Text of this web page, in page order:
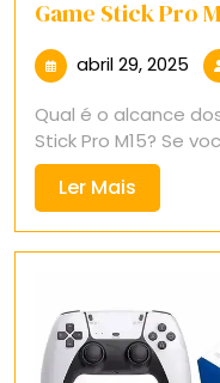
Game Stick Pro
abril 29, 2025
Qual é o alcance
Stick Pro M15? Se
Ler Mais
Mais